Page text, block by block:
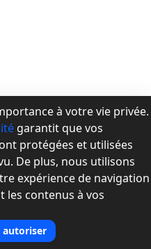
à votre vie privée.
garantit que vos
protégées et utilisées
De plus, nous utilisons
expérience de navigation
les contenus à vos
autoriser